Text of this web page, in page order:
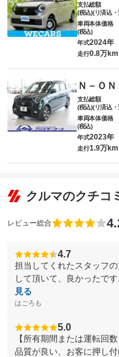
支払総額
(税込)(リ済込・
車両本体価格
(税込)
年式2024年
走行0.8万km
Ｎ－ＯＮ
支払総額
(税込)(リ済込・
車両本体価格
(税込)
年式2023年
走行1.9万km
クルマのクチコ
レビュー総合
4.7
担当してくれたスタッフ
して頂いて、良かったで
見る
はごろも
5.0
【所有期間または運転回
品質が良い、お客に押し